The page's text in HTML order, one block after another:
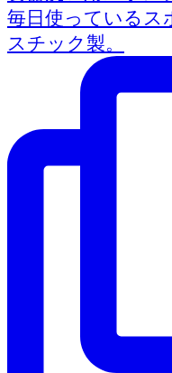
毎日使っているス
スチック製。